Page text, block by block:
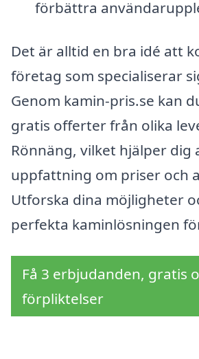
förbättra
Det är alltid en bra idé att
företag som specialiserar
Genom kamin-pris.se kan
gratis offerter från olika
Rönnäng, vilket hjälper dig
uppfattning om priser och
Utforska dina möjligheter
perfekta kaminlösningen
Få 3 erbjudanden, gratis
förpliktelser